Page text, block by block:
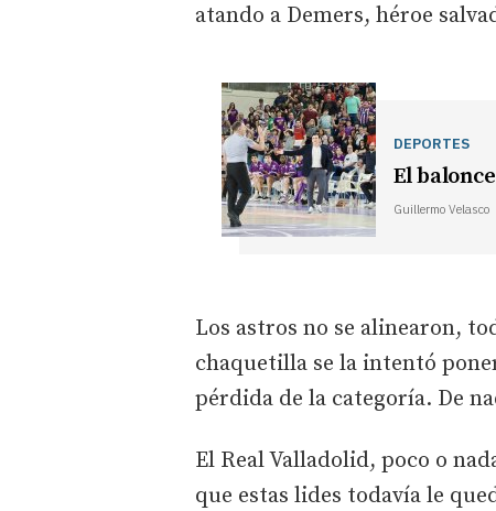
atando a Demers, héroe
DEPORTES
El
Guillermo Velasco
Los astros no se alinearon,
chaquetilla se la intentó
pérdida de la categoría. De
El Real Valladolid, poco o
que estas lides todavía le